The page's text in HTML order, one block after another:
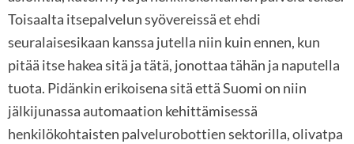
Toisaalta itsepalvelun syövereissä et ehdi
seuralaisesikaan kanssa jutella niin kuin ennen, kun
pitää itse hakea sitä ja tätä, jonottaa tähän ja naputella
tuota. Pidänkin erikoisena sitä että Suomi on niin
jälkijunassa automaation kehittämisessä
henkilökohtaisten palvelurobottien sektorilla, olivatpa